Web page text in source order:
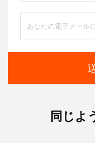
同じよ